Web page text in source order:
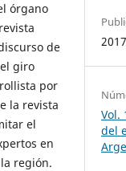
órgano
de
giro
por
la revista
el
en
región.
Vol.
del